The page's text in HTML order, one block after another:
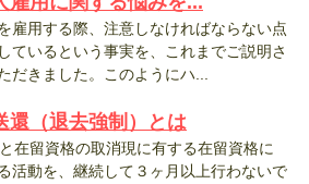
雇用する際、注意しなければならない点
ているという事実を、これまでご説明さ
だきました。このようにハ...
還（退去強制）とは
在留資格の取消現に有する在留資格に
活動を、継続して３ヶ月以上行わないで